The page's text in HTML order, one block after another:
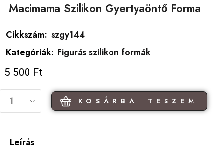
Macimama Szilikon Gyertyaöntő Forma
Cikkszám: szgy144
Kategóriák: Figurás szilikon formák
5 500 Ft
KOSÁRBA TESZEM
Leírás